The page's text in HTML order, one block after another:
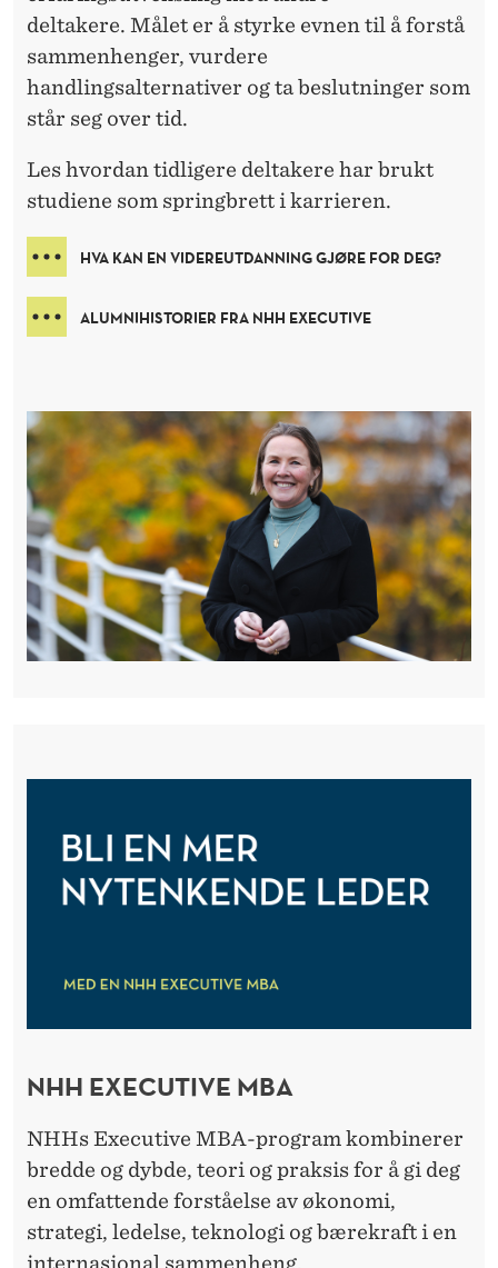
deltakere. Målet er å styrke evnen til å forstå
sammenhenger, vurdere
handlingsalternativer og ta beslutninger som
står seg over tid.
Les hvordan tidligere deltakere har brukt
studiene som springbrett i karrieren.
HVA KAN EN VIDEREUTDANNING GJØRE FOR DEG?
ALUMNIHISTORIER FRA NHH EXECUTIVE
NHH EXECUTIVE MBA
NHHs Executive MBA-program kombinerer
bredde og dybde, teori og praksis for å gi deg
en omfattende forståelse av økonomi,
strategi, ledelse, teknologi og bærekraft i en
internasjonal sammenheng.